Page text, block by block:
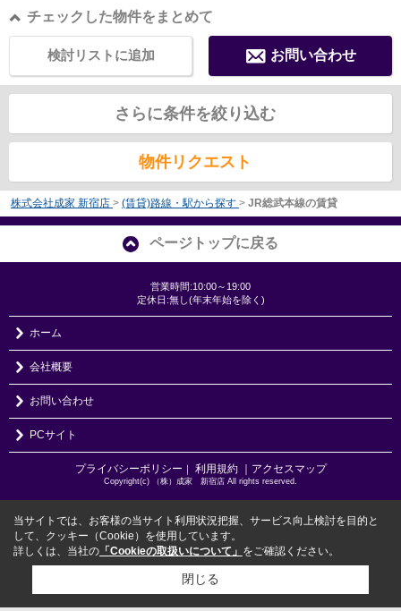
チェックした物件をまとめて
お問い合わせ
検討リストに追加
さらに条件を絞り込む
物件リクエスト
株式会社成家 新宿店 > (賃貸)路線・駅から探す > JR総武本線の賃貸
ページトップに戻る
営業時間:10:00～19:00
定休日:無し(年末年始を除く)
ホーム
会社概要
お問い合わせ
PCサイト
プライバシーポリシー ｜ 利用規約 ｜アクセスマップ
Copyright(c) （株）成家 新宿店 All rights reserved.
当サイトでは、お客様の当サイト利用状況把握、サービス向上検討を目的と
して、クッキー（Cookie）を使用しています。
詳しくは、当社の 「Cookieの取扱いについて」 をご確認ください。
閉じる